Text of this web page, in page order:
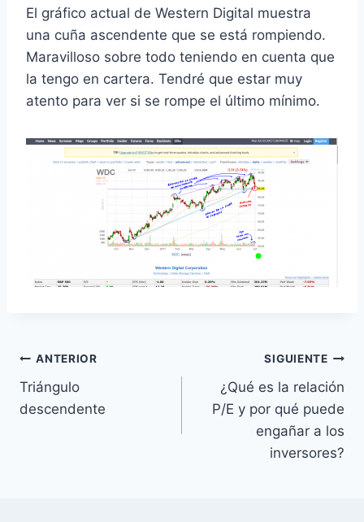
El gráfico actual de Western Digital muestra
una cuña ascendente que se está rompiendo.
Maravilloso sobre todo teniendo en cuenta que
la tengo en cartera. Tendré que estar muy
atento para ver si se rompe el último mínimo.
Navegación
de
ANTERIOR
Triángulo
descendente
SIGUIENTE
¿Qué es la relación
P/E y por qué puede
engañar a los
inversores?